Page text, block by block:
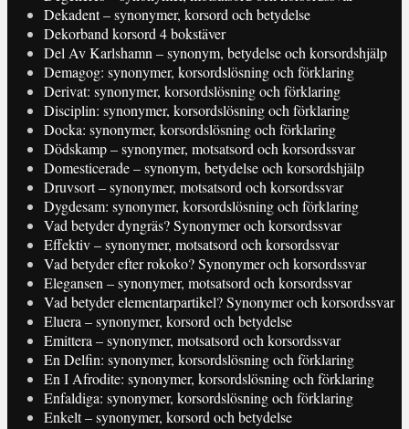
Dekadent – synonymer, korsord och betydelse
Dekorband korsord 4 bokstäver
Del Av Karlshamn – synonym, betydelse och korsordshjälp
Demagog: synonymer, korsordslösning och förklaring
Derivat: synonymer, korsordslösning och förklaring
Disciplin: synonymer, korsordslösning och förklaring
Docka: synonymer, korsordslösning och förklaring
Dödskamp – synonymer, motsatsord och korsordssvar
Domesticerade – synonym, betydelse och korsordshjälp
Druvsort – synonymer, motsatsord och korsordssvar
Dygdesam: synonymer, korsordslösning och förklaring
Vad betyder dyngräs? Synonymer och korsordssvar
Effektiv – synonymer, motsatsord och korsordssvar
Vad betyder efter rokoko? Synonymer och korsordssvar
Elegansen – synonymer, motsatsord och korsordssvar
Vad betyder elementarpartikel? Synonymer och korsordssvar
Eluera – synonymer, korsord och betydelse
Emittera – synonymer, motsatsord och korsordssvar
En Delfin: synonymer, korsordslösning och förklaring
En I Afrodite: synonymer, korsordslösning och förklaring
Enfaldiga: synonymer, korsordslösning och förklaring
Enkelt – synonymer, korsord och betydelse